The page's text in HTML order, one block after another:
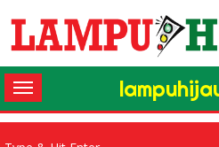
Toggle
navigation